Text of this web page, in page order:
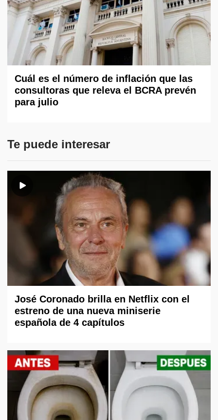
Cuál es el número de inflación que las
consultoras que releva el BCRA prevén
para julio
Te puede interesar
José Coronado brilla en Netflix con el
estreno de una nueva miniserie
española de 4 capítulos